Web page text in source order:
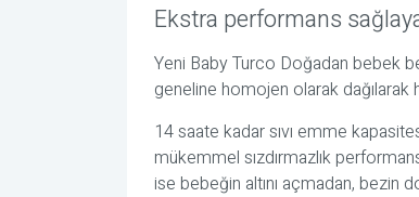
Ekstra performans
Yeni Baby Turco Doğadan bebek
geneline homojen olarak dağılarak
14 saate kadar sıvı emme
mükemmel sızdırmazlık
ise bebeğin altını açmadan, bezin